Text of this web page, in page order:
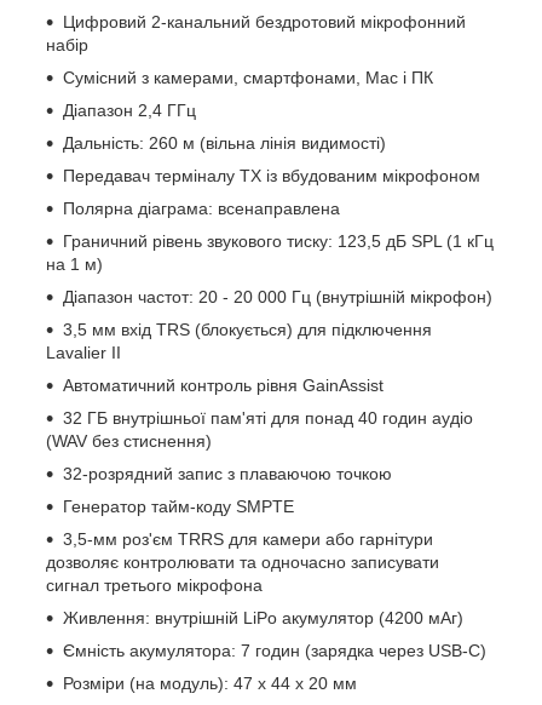
Цифровий 2-канальний бездротовий мікрофонний
набір
Сумісний з камерами, смартфонами, Mac і ПК
Діапазон 2,4 ГГц
Дальність: 260 м (вільна лінія видимості)
Передавач терміналу TX із вбудованим мікрофоном
Полярна діаграма: всенаправлена
Граничний рівень звукового тиску: 123,5 дБ SPL (1 кГц
на 1 м)
Діапазон частот: 20 - 20 000 Гц (внутрішній мікрофон)
3,5 мм вхід TRS (блокується) для підключення
Lavalier II
Автоматичний контроль рівня GainAssist
32 ГБ внутрішньої пам'яті для понад 40 годин аудіо
(WAV без стиснення)
32-розрядний запис з плаваючою точкою
Генератор тайм-коду SMPTE
3,5-мм роз'єм TRRS для камери або гарнітури
дозволяє контролювати та одночасно записувати
сигнал третього мікрофона
Живлення: внутрішній LiPo акумулятор (4200 мАг)
Ємність акумулятора: 7 годин (зарядка через USB-C)
Розміри (на модуль): 47 x 44 x 20 мм